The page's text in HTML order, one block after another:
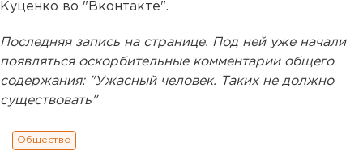
Куценко во "Вконтакте".
Последняя запись на странице. Под ней уже начали
появляться оскорбительные комментарии общего
содержания: "Ужасный человек. Таких не должно
существовать"
Общество